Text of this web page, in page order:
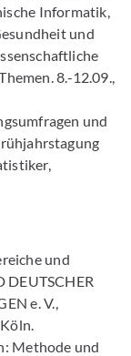
Informatik,
und
8.-12.09.,
und
und
DEUTSCHER
e. V.,
Methode und